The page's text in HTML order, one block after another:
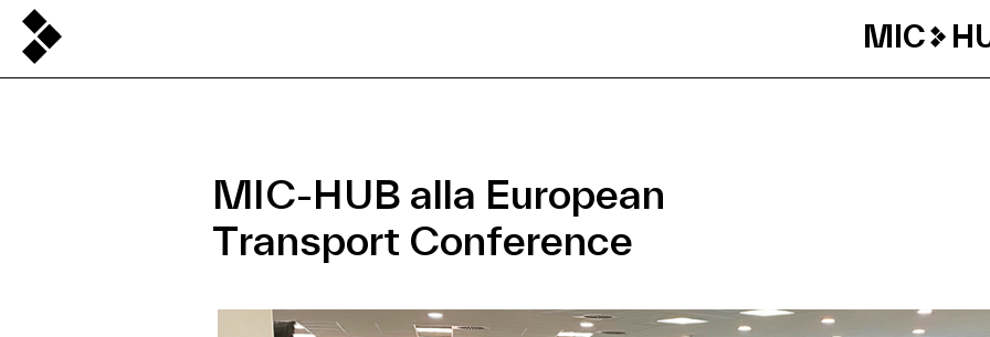
MIC
MIC-HUB alla European
Transport Conference